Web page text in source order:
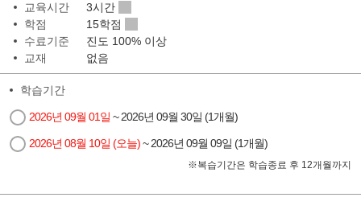
교육시간
3시간
학점
15학점
수료기준
진도 100% 이상
교재
없음
학습기간
2026년 09월 01일 ~ 2026년 09월 30일 (1개월)
2026년 08월 10일 (오늘)~ 2026년 09월 09일 (1개월)
※복습기간은 학습종료 후 12개월까지